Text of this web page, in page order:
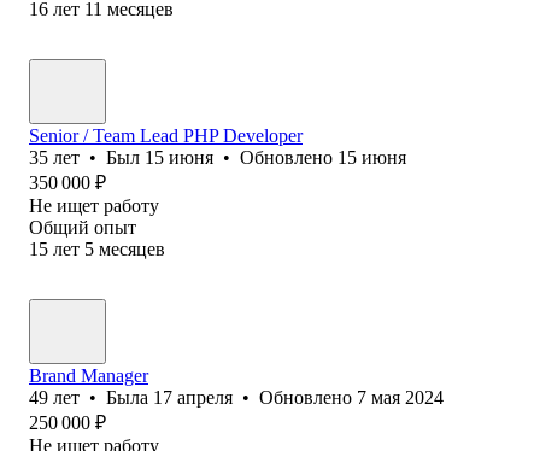
16 лет 11 месяцев
Senior / Team Lead PHP Developer
35 лет • Был 15 июня • Обновлено 15 июня
350 000 ₽
Не ищет работу
Общий опыт
15 лет 5 месяцев
Brand Manager
49 лет • Была 17 апреля • Обновлено 7 мая 2024
250 000 ₽
Не ищет работу